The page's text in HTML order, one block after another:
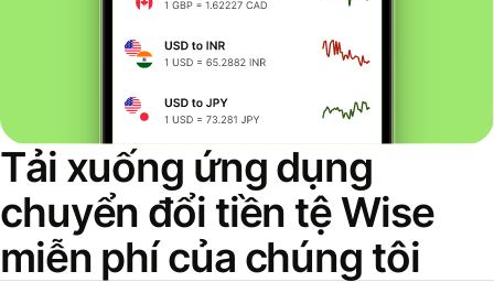
Tải xuống ứng dụng
chuyển đổi tiền tệ Wise
miễn phí của chúng tôi